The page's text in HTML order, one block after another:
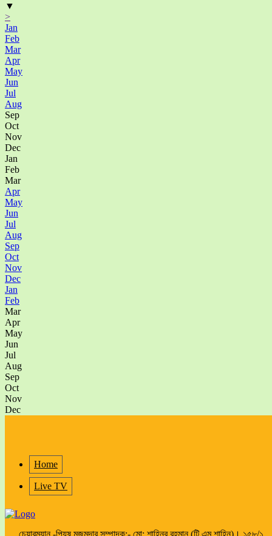
▼
>
Jan
Feb
Mar
Apr
May
Jun
Jul
Aug
Sep
Oct
Nov
Dec
Jan
Feb
Mar
Apr
May
Jun
Jul
Aug
Sep
Oct
Nov
Dec
Jan
Feb
Mar
Apr
May
Jun
Jul
Aug
Sep
Oct
Nov
Dec
Home
Live TV